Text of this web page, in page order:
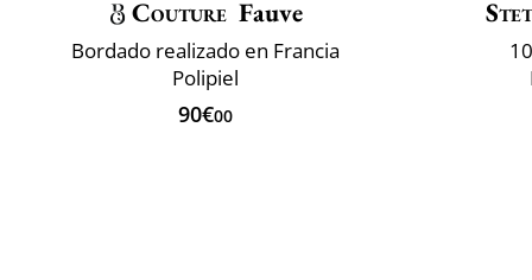
Couture Fauve
Bordado realizado en Francia
Polipiel
90€00